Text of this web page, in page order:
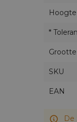
*
Grootte
SKU
EAN
De